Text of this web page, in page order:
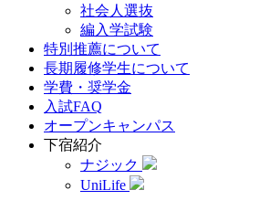
社会人選抜
編入学試験
特別推薦について
長期履修学生について
学費・奨学金
入試FAQ
オープンキャンパス
下宿紹介
ナジック
UniLife